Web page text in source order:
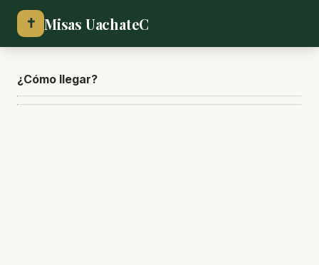
✝ Misas UachateC
¿Cómo llegar?